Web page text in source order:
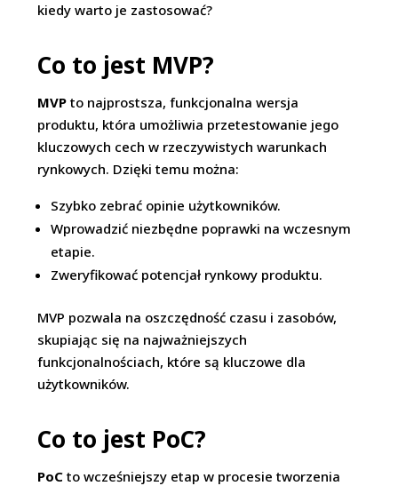
kiedy warto je zastosować?
Co to jest MVP?
MVP to najprostsza, funkcjonalna wersja
produktu, która umożliwia przetestowanie jego
kluczowych cech w rzeczywistych warunkach
rynkowych. Dzięki temu można:
Szybko zebrać opinie użytkowników.
Wprowadzić niezbędne poprawki na wczesnym
etapie.
Zweryfikować potencjał rynkowy produktu.
MVP pozwala na oszczędność czasu i zasobów,
skupiając się na najważniejszych
funkcjonalnościach, które są kluczowe dla
użytkowników.
Co to jest PoC?
PoC to wcześniejszy etap w procesie tworzenia